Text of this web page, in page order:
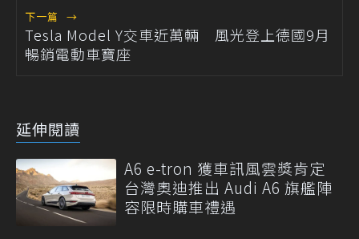
下一篇 →
Tesla Model Y交車近萬輛 風光登上德國9月
暢銷電動車寶座
延伸閱讀
A6 e-tron 獲車訊風雲獎肯定
台灣奧迪推出 Audi A6 旗艦陣
容限時購車禮遇